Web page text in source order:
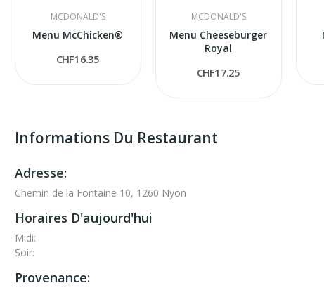
MCDONALD'S
Menu McChicken®
CHF16.35
MCDONALD'S
Menu Cheeseburger
Royal
CHF17.25
Informations Du Restaurant
Adresse:
Chemin de la Fontaine 10, 1260 Nyon
Horaires D'aujourd'hui
Midi:
Soir:
Provenance: